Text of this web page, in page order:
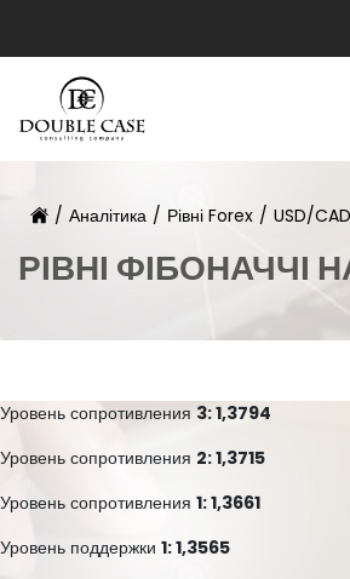
/ Аналітика / Рівні Forex / USD/
РІВНІ ФІБОНАЧЧІ
Уровень сопротивления 3: 1,3794
Уровень сопротивления 2: 1,3715
Уровень сопротивления 1: 1,3661
Уровень поддержки 1: 1,3565